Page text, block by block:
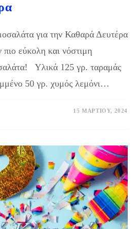
για την Καθαρά Δευτέρα
εύκολη και νόστιμη
Υλικά 125 γρ. ταραμάς
50 γρ. χυμός λεμόνι…
15 ΜΑΡΤΊΟΥ, 2024